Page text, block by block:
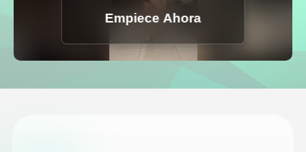
Avatar Video
▼
Empiece Ahora